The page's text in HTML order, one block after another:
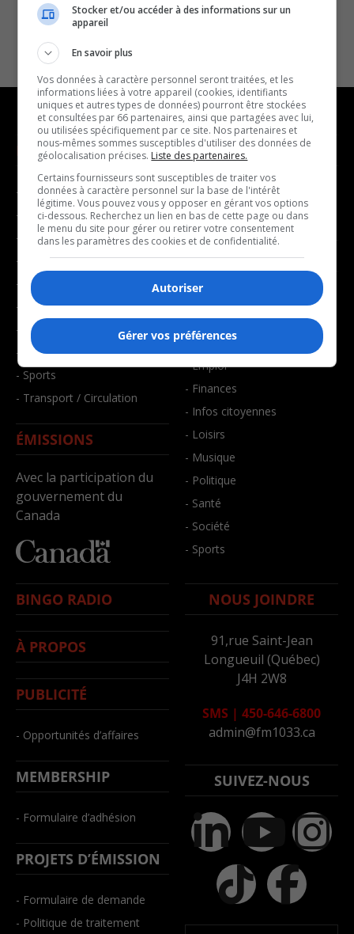
NOUVELLES
- Affaires municipales
- Communauté / Social
- Culture
- Économie
- Éducation
- Environnement
- Faits divers
- Santé et bien-être
- Sports
- Transport / Circulation
ÉMISSIONS
Avec la participation du
gouvernement du
Canada
MUSIQUE
- Décompte franco
- Joué récemment
BALADOS
- Affaires
- Art de vivre
- Bien-être
- Emploi
- Finances
- Infos citoyennes
- Loisirs
- Musique
- Politique
- Santé
- Société
- Sports
BINGO RADIO
À PROPOS
PUBLICITÉ
- Opportunités d’affaires
MEMBERSHIP
- Formulaire d’adhésion
PROJETS D’ÉMISSION
- Formulaire de demande
- Politique de traitement
NOUS JOINDRE
91,rue Saint-Jean
Longueuil (Québec)
J4H 2W8
SMS | 450-646-6800
admin@fm1033.ca
SUIVEZ-NOUS
Stocker et/ou accéder à des informations sur un
appareil
En savoir plus
Vos données à caractère personnel seront traitées, et les
informations liées à votre appareil (cookies, identifiants
uniques et autres types de données) pourront être stockées
et consultées par 66 partenaires, ainsi que partagées avec lui,
ou utilisées spécifiquement par ce site. Nos partenaires et
nous-mêmes sommes susceptibles d'utiliser des données de
géolocalisation précises. Liste des partenaires.
Certains fournisseurs sont susceptibles de traiter vos
données à caractère personnel sur la base de l'intérêt
légitime. Vous pouvez vous y opposer en gérant vos options
ci-dessous. Recherchez un lien en bas de cette page ou dans
le menu du site pour gérer ou retirer votre consentement
dans les paramètres des cookies et de confidentialité.
Autoriser
Gérer vos préférences